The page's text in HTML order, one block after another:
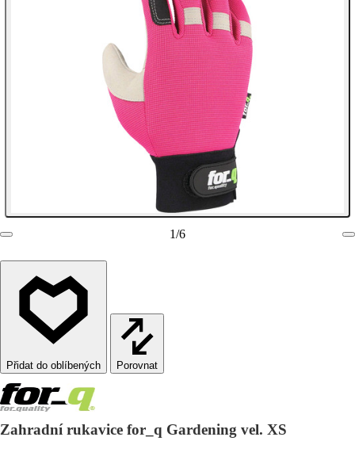
1/6
Porovnat
Zahradní rukavice for_q Gardening vel. XS